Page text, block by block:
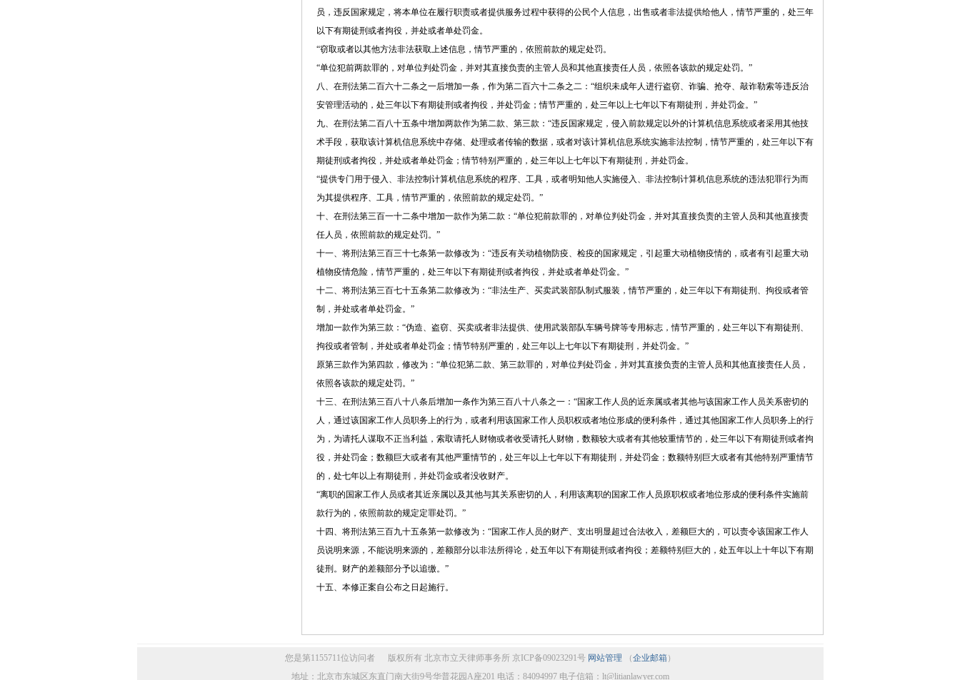
员，违反国家规定，将本单位在履行职责或者提供服务过程中获得的公民个人信息，出售或者非法提供给他人，情节严重的，处三年
以下有期徒刑或者拘役，并处或者单处罚金。
“窃取或者以其他方法非法获取上述信息，情节严重的，依照前款的规定处罚。
“单位犯前两款罪的，对单位判处罚金，并对其直接负责的主管人员和其他直接责任人员，依照各该款的规定处罚。”
八、在刑法第二百六十二条之一后增加一条，作为第二百六十二条之二：“组织未成年人进行盗窃、诈骗、抢夺、敲诈勒索等违反治
安管理活动的，处三年以下有期徒刑或者拘役，并处罚金；情节严重的，处三年以上七年以下有期徒刑，并处罚金。”
九、在刑法第二百八十五条中增加两款作为第二款、第三款：“违反国家规定，侵入前款规定以外的计算机信息系统或者采用其他技
术手段，获取该计算机信息系统中存储、处理或者传输的数据，或者对该计算机信息系统实施非法控制，情节严重的，处三年以下有
期徒刑或者拘役，并处或者单处罚金；情节特别严重的，处三年以上七年以下有期徒刑，并处罚金。
“提供专门用于侵入、非法控制计算机信息系统的程序、工具，或者明知他人实施侵入、非法控制计算机信息系统的违法犯罪行为而
为其提供程序、工具，情节严重的，依照前款的规定处罚。”
十、在刑法第三百一十二条中增加一款作为第二款：“单位犯前款罪的，对单位判处罚金，并对其直接负责的主管人员和其他直接责
任人员，依照前款的规定处罚。”
十一、将刑法第三百三十七条第一款修改为：“违反有关动植物防疫、检疫的国家规定，引起重大动植物疫情的，或者有引起重大动
植物疫情危险，情节严重的，处三年以下有期徒刑或者拘役，并处或者单处罚金。”
十二、将刑法第三百七十五条第二款修改为：“非法生产、买卖武装部队制式服装，情节严重的，处三年以下有期徒刑、拘役或者管
制，并处或者单处罚金。”
增加一款作为第三款：“伪造、盗窃、买卖或者非法提供、使用武装部队车辆号牌等专用标志，情节严重的，处三年以下有期徒刑、
拘役或者管制，并处或者单处罚金；情节特别严重的，处三年以上七年以下有期徒刑，并处罚金。”
原第三款作为第四款，修改为：“单位犯第二款、第三款罪的，对单位判处罚金，并对其直接负责的主管人员和其他直接责任人员，
依照各该款的规定处罚。”
十三、在刑法第三百八十八条后增加一条作为第三百八十八条之一：“国家工作人员的近亲属或者其他与该国家工作人员关系密切的
人，通过该国家工作人员职务上的行为，或者利用该国家工作人员职权或者地位形成的便利条件，通过其他国家工作人员职务上的行
为，为请托人谋取不正当利益，索取请托人财物或者收受请托人财物，数额较大或者有其他较重情节的，处三年以下有期徒刑或者拘
役，并处罚金；数额巨大或者有其他严重情节的，处三年以上七年以下有期徒刑，并处罚金；数额特别巨大或者有其他特别严重情节
的，处七年以上有期徒刑，并处罚金或者没收财产。
“离职的国家工作人员或者其近亲属以及其他与其关系密切的人，利用该离职的国家工作人员原职权或者地位形成的便利条件实施前
款行为的，依照前款的规定定罪处罚。”
十四、将刑法第三百九十五条第一款修改为：“国家工作人员的财产、支出明显超过合法收入，差额巨大的，可以责令该国家工作人
员说明来源，不能说明来源的，差额部分以非法所得论，处五年以下有期徒刑或者拘役；差额特别巨大的，处五年以上十年以下有期
徒刑。财产的差额部分予以追缴。”
十五、本修正案自公布之日起施行。
您是第1155711位访问者 版权所有 北京市立天律师事务所 京ICP备09023291号 网站管理 （企业邮箱 ）
地址：北京市东城区东直门南大街9号华普花园A座201 电话：84094997 电子信箱：lt@litianlawyer.com